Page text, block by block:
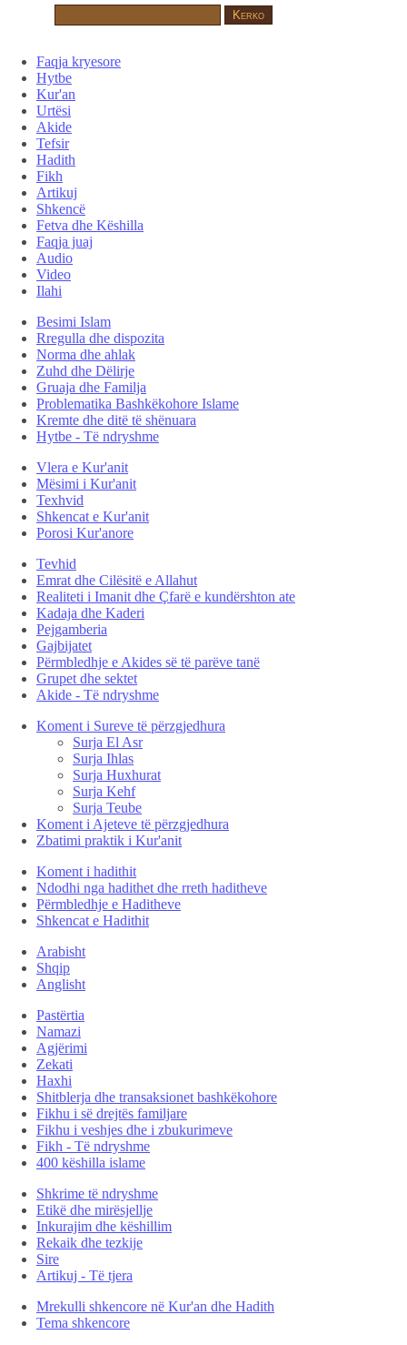
Faqja kryesore
Hytbe
Kur'an
Urtësi
Akide
Tefsir
Hadith
Fikh
Artikuj
Shkencë
Fetva dhe Këshilla
Faqja juaj
Audio
Video
Ilahi
Besimi Islam
Rregulla dhe dispozita
Norma dhe ahlak
Zuhd dhe Dëlirje
Gruaja dhe Familja
Problematika Bashkëkohore Islame
Kremte dhe ditë të shënuara
Hytbe - Të ndryshme
Vlera e Kur'anit
Mësimi i Kur'anit
Texhvid
Shkencat e Kur'anit
Porosi Kur'anore
Tevhid
Emrat dhe Cilësitë e Allahut
Realiteti i Imanit dhe Çfarë e kundërshton ate
Kadaja dhe Kaderi
Pejgamberia
Gajbijatet
Përmbledhje e Akides së të parëve tanë
Grupet dhe sektet
Akide - Të ndryshme
Koment i Sureve të përzgjedhura
Surja El Asr
Surja Ihlas
Surja Huxhurat
Surja Kehf
Surja Teube
Koment i Ajeteve të përzgjedhura
Zbatimi praktik i Kur'anit
Koment i hadithit
Ndodhi nga hadithet dhe rreth haditheve
Përmbledhje e Haditheve
Shkencat e Hadithit
Arabisht
Shqip
Anglisht
Pastërtia
Namazi
Agjërimi
Zekati
Haxhi
Shitblerja dhe transaksionet bashkëkohore
Fikhu i së drejtës familjare
Fikhu i veshjes dhe i zbukurimeve
Fikh - Të ndryshme
400 këshilla islame
Shkrime të ndryshme
Etikë dhe mirësjellje
Inkurajim dhe këshillim
Rekaik dhe tezkije
Sire
Artikuj - Të tjera
Mrekulli shkencore në Kur'an dhe Hadith
Tema shkencore